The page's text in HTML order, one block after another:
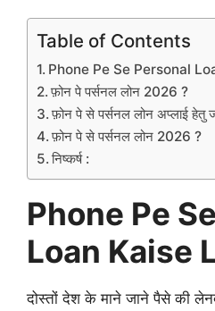
Table of Contents
Phone Pe Se Personal
फ़ोन पे पर्सनल लोन 2026 ?
फ़ोन पे से पर्सनल लोन अप्लाई हेतु
फ़ोन पे से पर्सनल लोन 2026 ?
निष्कर्ष :
Phone Pe
Loan Kaise
दोस्तों देश के माने जाने पैसे की